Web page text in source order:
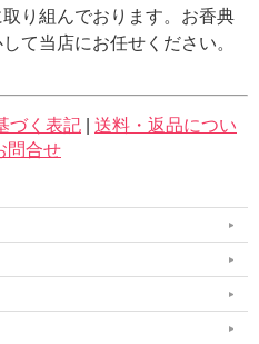
り組んでおります。お香典
て当店にお任せください。
づく表記
送料・返品につい
問合せ